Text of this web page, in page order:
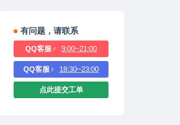
有问题，请联系
QQ客服♂ 9:00~21:00
QQ客服♀ 18:30~23:00
点此提交工单